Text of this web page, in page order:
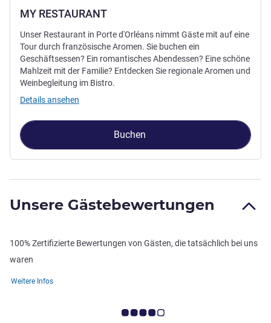
MY RESTAURANT
Unser Restaurant in Porte d'Orléans nimmt Gäste mit auf eine
Tour durch französische Aromen. Sie buchen ein
Geschäftsessen? Ein romantisches Abendessen? Eine schöne
Mahlzeit mit der Familie? Entdecken Sie regionale Aromen und
Weinbegleitung im Bistro.
Details ansehen
Buchen
Unsere Gästebewertungen
100% Zertifizierte Bewertungen von Gästen, die tatsächlich bei uns
waren
Weitere Infos